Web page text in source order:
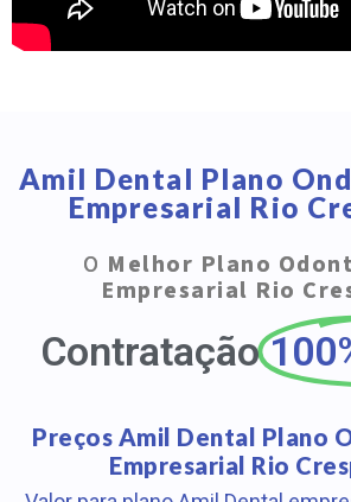
Amil Dental Plano
Empresarial Rio
O Melhor Plano
Empresarial Rio
Contratação
Preços Amil Dental Plano
Empresarial Rio